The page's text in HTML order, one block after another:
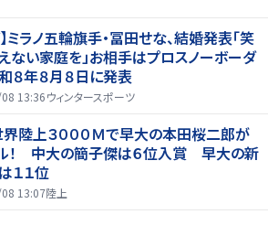
】ミラノ五輪旗手・冨田せな、結婚発表「笑
ない家庭を」お相手はプロスノーボーダ
８年８月８日に発表
13:36ウィンタースポーツ
界陸上３０００Ｍで早大の本田桜二郎が
！ 中大の簡子傑は６位入賞 早大の新
１１位
13:07陸上